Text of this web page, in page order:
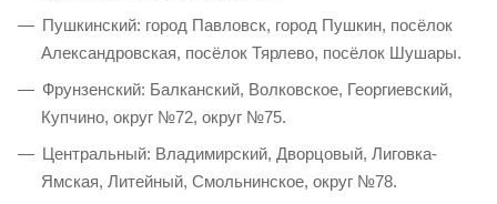
Пушкинский: город Павловск, город Пушкин, посёлок
Александровская, посёлок Тярлево, посёлок Шушары.
Фрунзенский: Балканский, Волковское, Георгиевский,
Купчино, округ №72, округ №75.
Центральный: Владимирский, Дворцовый, Лиговка-
Ямская, Литейный, Смольнинское, округ №78.